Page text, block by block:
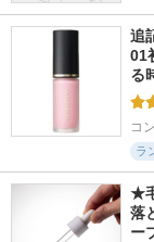
追
01
る
コ
ラ
★
落
ー